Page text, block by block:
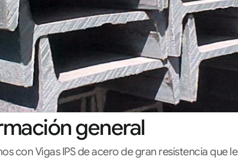
general
con Vigas IPS de acero de gran resistencia que le